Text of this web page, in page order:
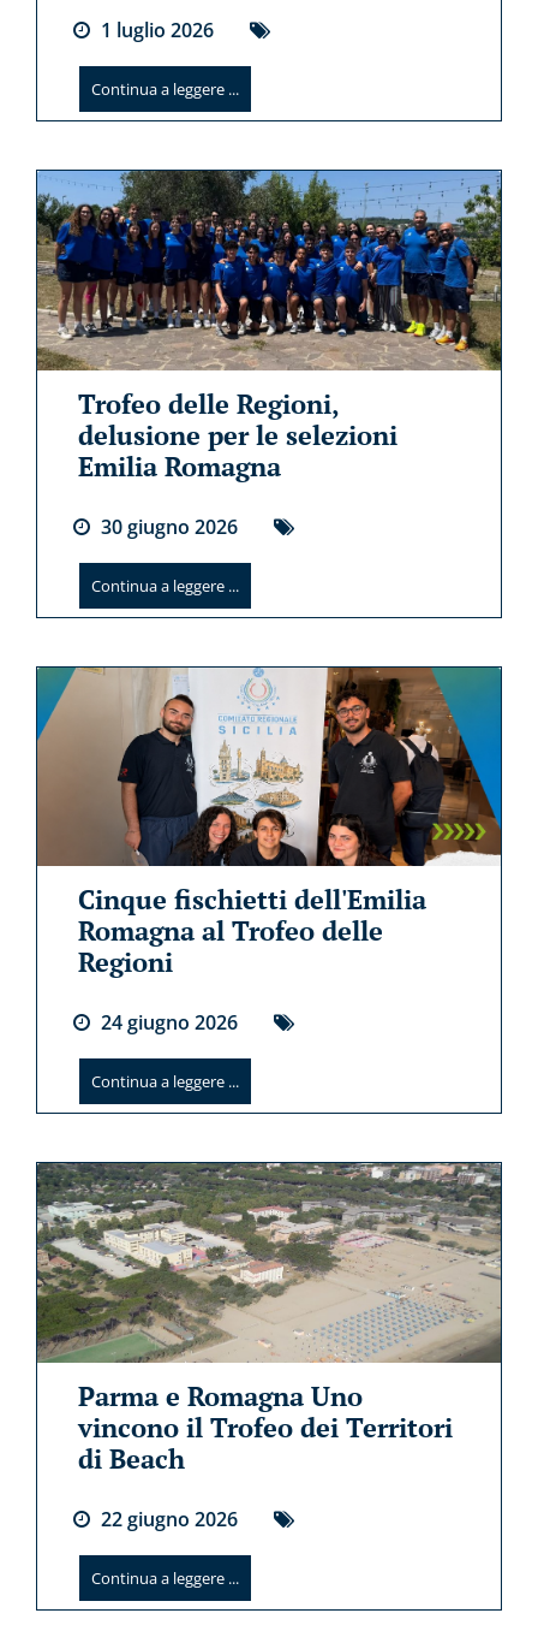
1 luglio 2026
Continua a leggere ...
Trofeo delle Regioni,
delusione per le selezioni
Emilia Romagna
30giugno 2026
Continua a leggere ...
Cinque fischietti dell'Emilia
Romagna al Trofeo delle
Regioni
24giugno 2026
Continua a leggere ...
Parma e Romagna Uno
vincono il Trofeo dei Territori
di Beach
22giugno 2026
Continua a leggere ...